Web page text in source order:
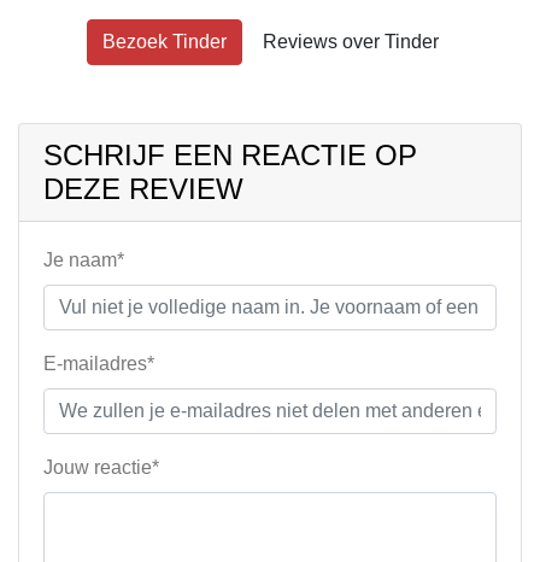
Bezoek Tinder Reviews over Tinder
SCHRIJF EEN REACTIE OP
DEZE REVIEW
Je naam*
E-mailadres*
Jouw reactie*